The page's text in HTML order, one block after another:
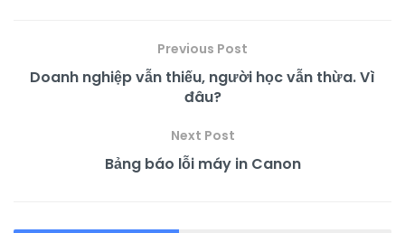
Previous Post
Doanh nghiệp vẫn thiếu, người học vẫn thừa. Vì
đâu?
Next Post
Bảng báo lỗi máy in Canon